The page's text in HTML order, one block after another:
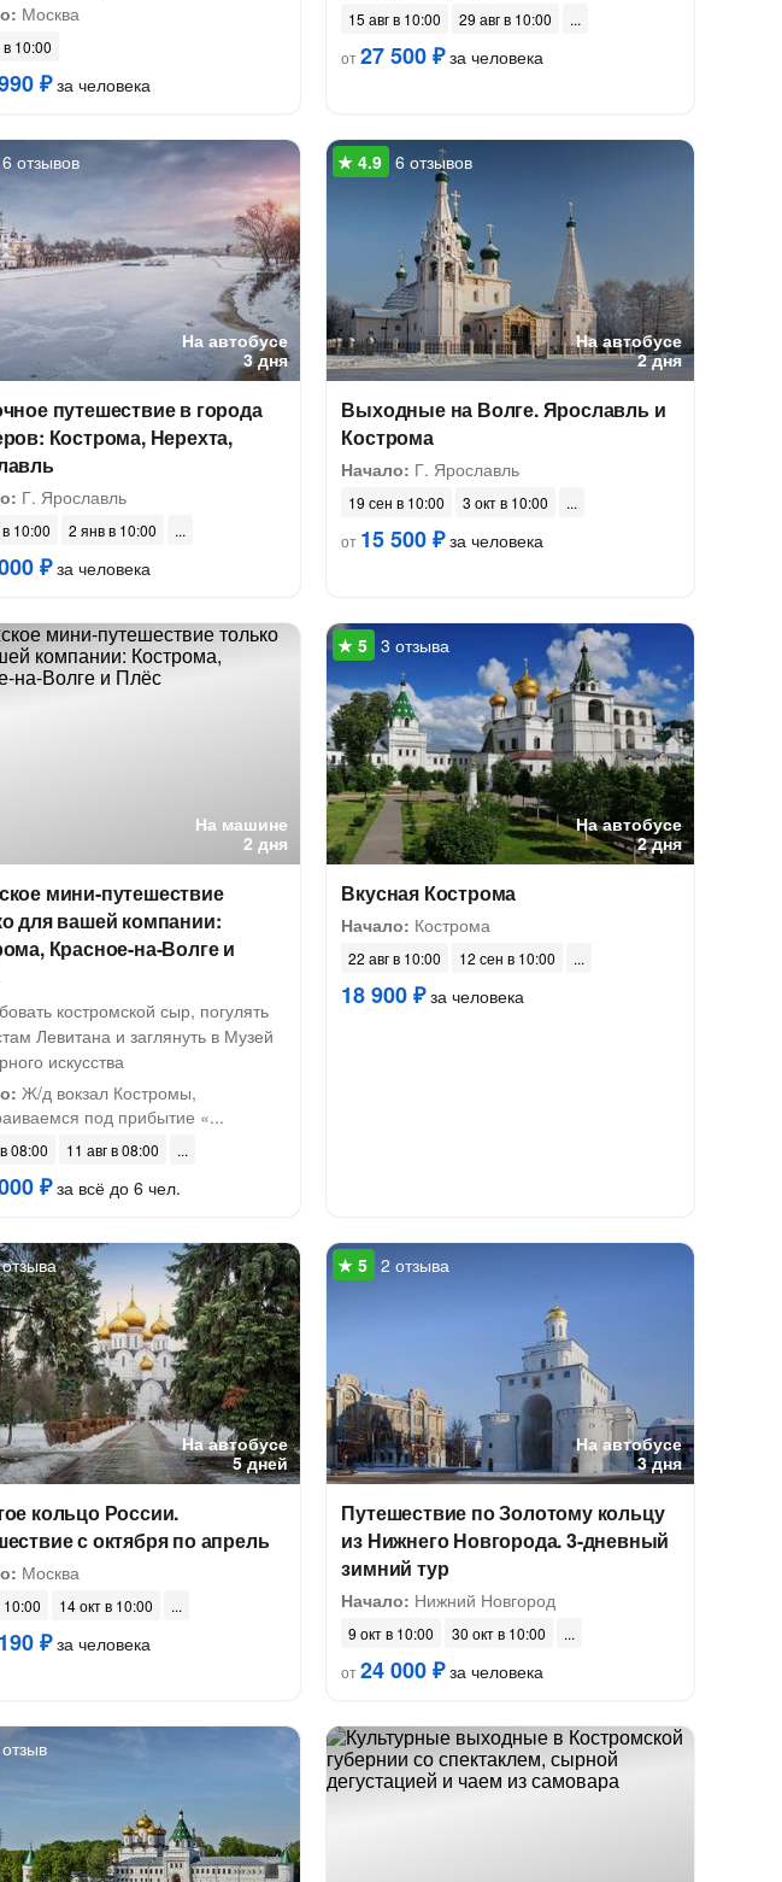
Москва
10:00
₽за человека
15 авг в 10:00
29 авг в 10:00
от27 500 ₽за человека
На автобусе
3 дня
6 отзывов
путешествие в города
Кострома, Нерехта,
Г. Ярославль
10:00
2 янв в 10:00
₽за человека
На автобусе
2 дня
6 отзывов
Выходные на Волге. Ярославль и
Кострома
Начало: Г. Ярославль
19 сен в 10:00
3 окт в 10:00
от 15 500 ₽за человека
На машине
2 дня
мини-путешествие
для вашей компании:
Красное-на-Волге и
костромской сыр, погулять
Левитана и заглянуть в Музей
искусства
Ж/д вокзал Костромы,
под прибытие «...
08:00
11 авг в 08:00
₽за всё до 6 чел.
На автобусе
2 дня
3 отзыва
Вкусная Кострома
Начало: Кострома
22 авг в 10:00 12 сен в 10:00
18 900 ₽за человека
На автобусе
5 дней
кольцо России.
с октября по апрель
Москва
10:00
14 окт в 10:00
₽за человека
На автобусе
3 дня
2 отзыва
Путешествие по Золотому кольцу
из Нижнего Новгорода. 3-дневный
зимний тур
Начало: Нижний Новгород
9 окт в 10:00
30 окт в 10:00
от24 000 ₽за человека